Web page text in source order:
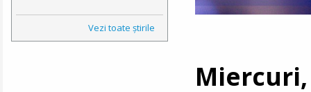
Vezi toate ştirile
Miercuri,